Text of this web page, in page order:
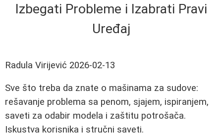
Izbegati Probleme i Izabrati Pravi
Uređaj
Radula Virijević 2026-02-13
Sve što treba da znate o mašinama za sudove:
rešavanje problema sa penom, sjajem, ispiranjem,
saveti za odabir modela i zaštitu potrošača.
Iskustva korisnika i stručni saveti.